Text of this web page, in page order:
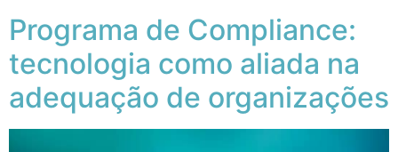
Programa de Compliance:
tecnologia como aliada na
adequação de organizações